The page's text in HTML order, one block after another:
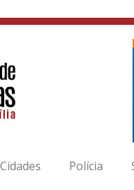
Cidades Polícia